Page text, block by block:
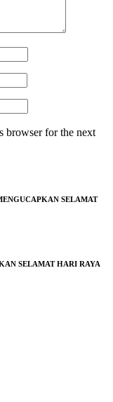
browser for the next
SELAMAT
SELAMAT HARI RAYA